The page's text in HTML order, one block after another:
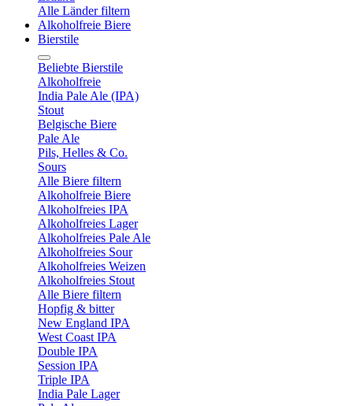
Alle Länder filtern
Alkoholfreie Biere
Bierstile
Beliebte Bierstile
Alkoholfreie
India Pale Ale (IPA)
Stout
Belgische Biere
Pale Ale
Pils, Helles & Co.
Sours
Alle Biere filtern
Alkoholfreie Biere
Alkoholfreies IPA
Alkoholfreies Lager
Alkoholfreies Pale Ale
Alkoholfreies Sour
Alkoholfreies Weizen
Alkoholfreies Stout
Alle Biere filtern
Hopfig & bitter
New England IPA
West Coast IPA
Double IPA
Session IPA
Triple IPA
India Pale Lager